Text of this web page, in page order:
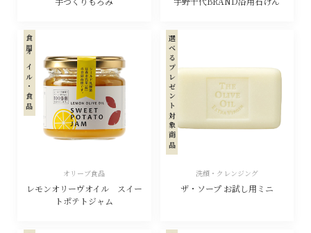
オリーブ食品
レモンオリーヴオイル スイー
トポテトジャム
食用オイル・食品
洗顔・クレンジング
ザ・ソープ お試し用ミニ
選べるプレゼント対象商品